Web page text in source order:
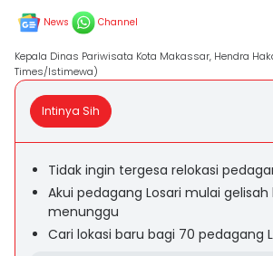
News Channel
Kepala Dinas Pariwisata Kota Makassar, Hendra
Times/Istimewa)
Intinya Sih
Tidak ingin tergesa relokasi
Akui pedagang Losari mulai
menunggu
Cari lokasi baru bagi 70 pedagang